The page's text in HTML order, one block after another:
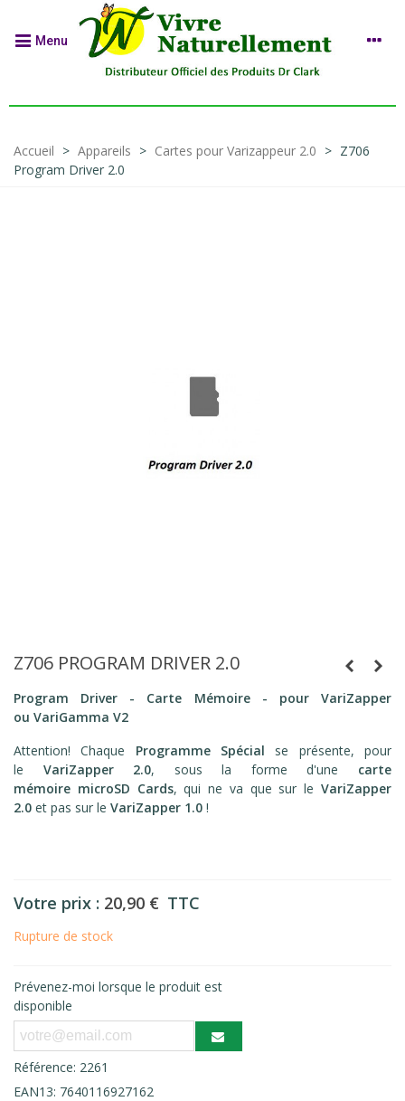
Menu
Accueil > Appareils > Cartes pour Varizappeur 2.0 > Z706
Program Driver 2.0
Z706 PROGRAM DRIVER 2.0
Program Driver - Carte Mémoire - pour VariZapper
ou VariGamma V2
Attention! Chaque Programme Spécial se présente, pour
le VariZapper 2.0, sous la forme d'une carte
mémoire microSD Cards, qui ne va que sur leVariZapper
2.0 et pas sur le VariZapper 1.0 !
Votre prix : 20,90 € TTC
Rupture de stock
Prévenez-moi lorsque le produit est
disponible
Référence: 2261
EAN13: 7640116927162